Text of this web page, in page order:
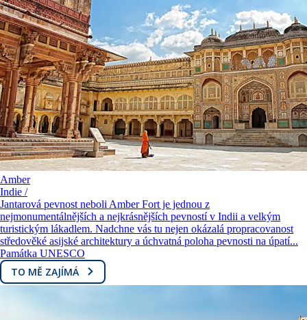
Amber
Indie /
Jantarová pevnost neboli Amber Fort je jednou z
nejmonumentálnějších a nejkrásnějších pevností v Indii a velkým
turistickým lákadlem. Nadchne vás tu nejen okázalá propracovanost
středověké asijské architektury a úchvatná poloha pevnosti na úpatí...
Památka UNESCO
TO MĚ ZAJÍMÁ